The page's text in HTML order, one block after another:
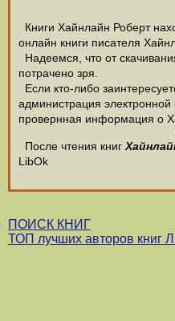
Книги Хайнлайн Роберт
онлайн книги писателя
Надеемся, что от
потрачено зря.
Если кто-либо
администрация
провернная информация о
После чтения книг
LibOk
ПОИСК КНИГ
ТОП лучших авторов книг